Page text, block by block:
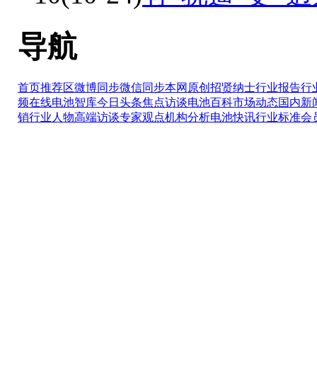
导航
首页推荐区微博同步微信同步本网原创 招贤纳士行业报告行
频在线电池智库今日头条焦点访谈电池百科市场动态国内新
销行业人物高端访谈专家观点机构分析电池快讯行业标准会